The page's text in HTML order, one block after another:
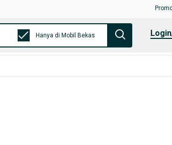
Hanya di Mobil Bekas